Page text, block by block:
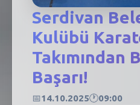
Serdivan
Kulübü
Takımından
Başarı!
📅14.10.2025🕐09:00
E NÖBETÇI